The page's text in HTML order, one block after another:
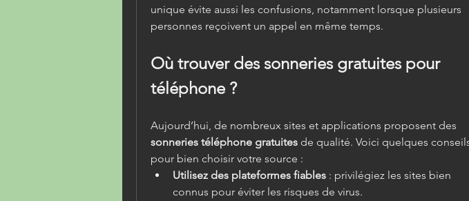
unique évite aussi les confusions, notamment lorsque plusieurs
personnes reçoivent un appel en même temps.
Où trouver des sonneries gratuites pour
téléphone ?
sonneries téléphone gratuites de qualité. Voici quelques
pour bien choisir votre source :
Utilisez des plateformes fiables : privilégiez les sites bien
connus pour éviter les risques de virus.